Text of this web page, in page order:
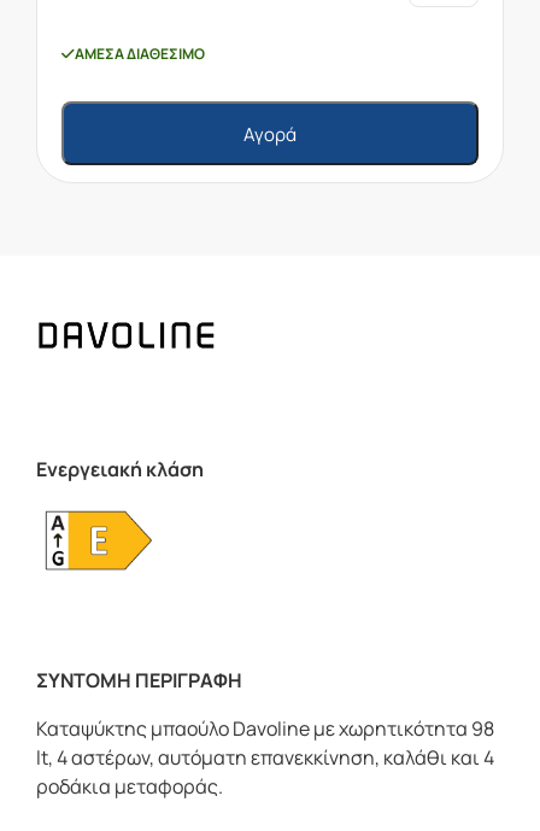
ΆΜΕΣΑ ΔΙΑΘΈΣΙΜΟ
Αγορά
Ενεργειακή κλάση
ΣΥΝΤΟΜΗ ΠΕΡΙΓΡΑΦΗ
Καταψύκτης μπαούλο Davoline με χωρητικότητα 98
lt, 4 αστέρων, αυτόματη επανεκκίνηση, καλάθι και 4
ροδάκια μεταφοράς.